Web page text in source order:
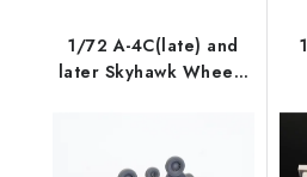
1/72 A-4C(late) and
later Skyhawk Wheels